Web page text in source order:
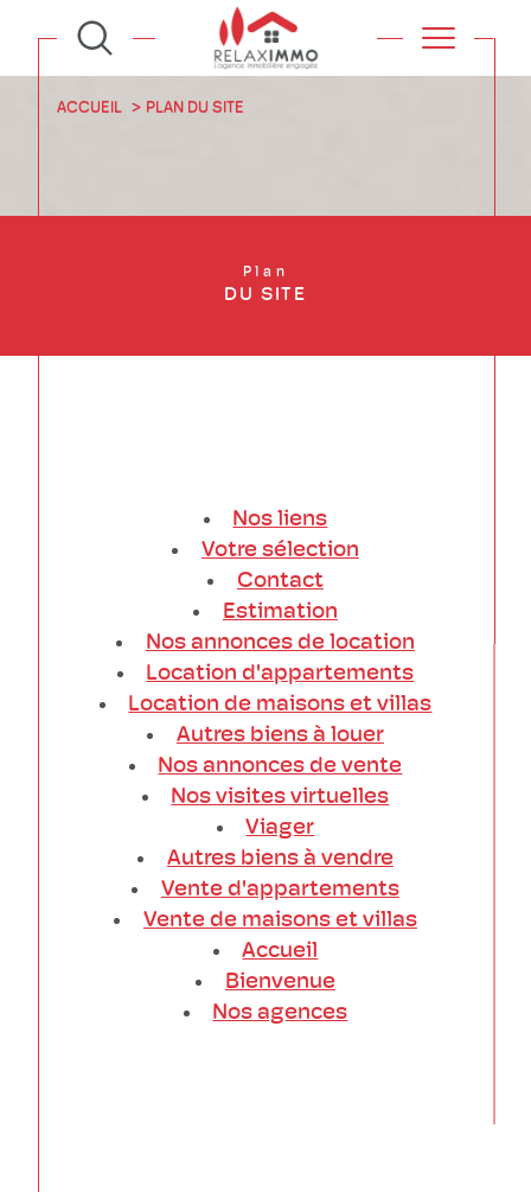
ACCUEIL PLAN DU SITE
Plan
DU SITE
Nos liens
Votre sélection
Contact
Estimation
Nos annonces de location
Location d'appartements
Location de maisons et villas
Autres biens à louer
Nos annonces de vente
Nos visites virtuelles
Viager
Autres biens à vendre
Vente d'appartements
Vente de maisons et villas
Accueil
Bienvenue
Nos agences